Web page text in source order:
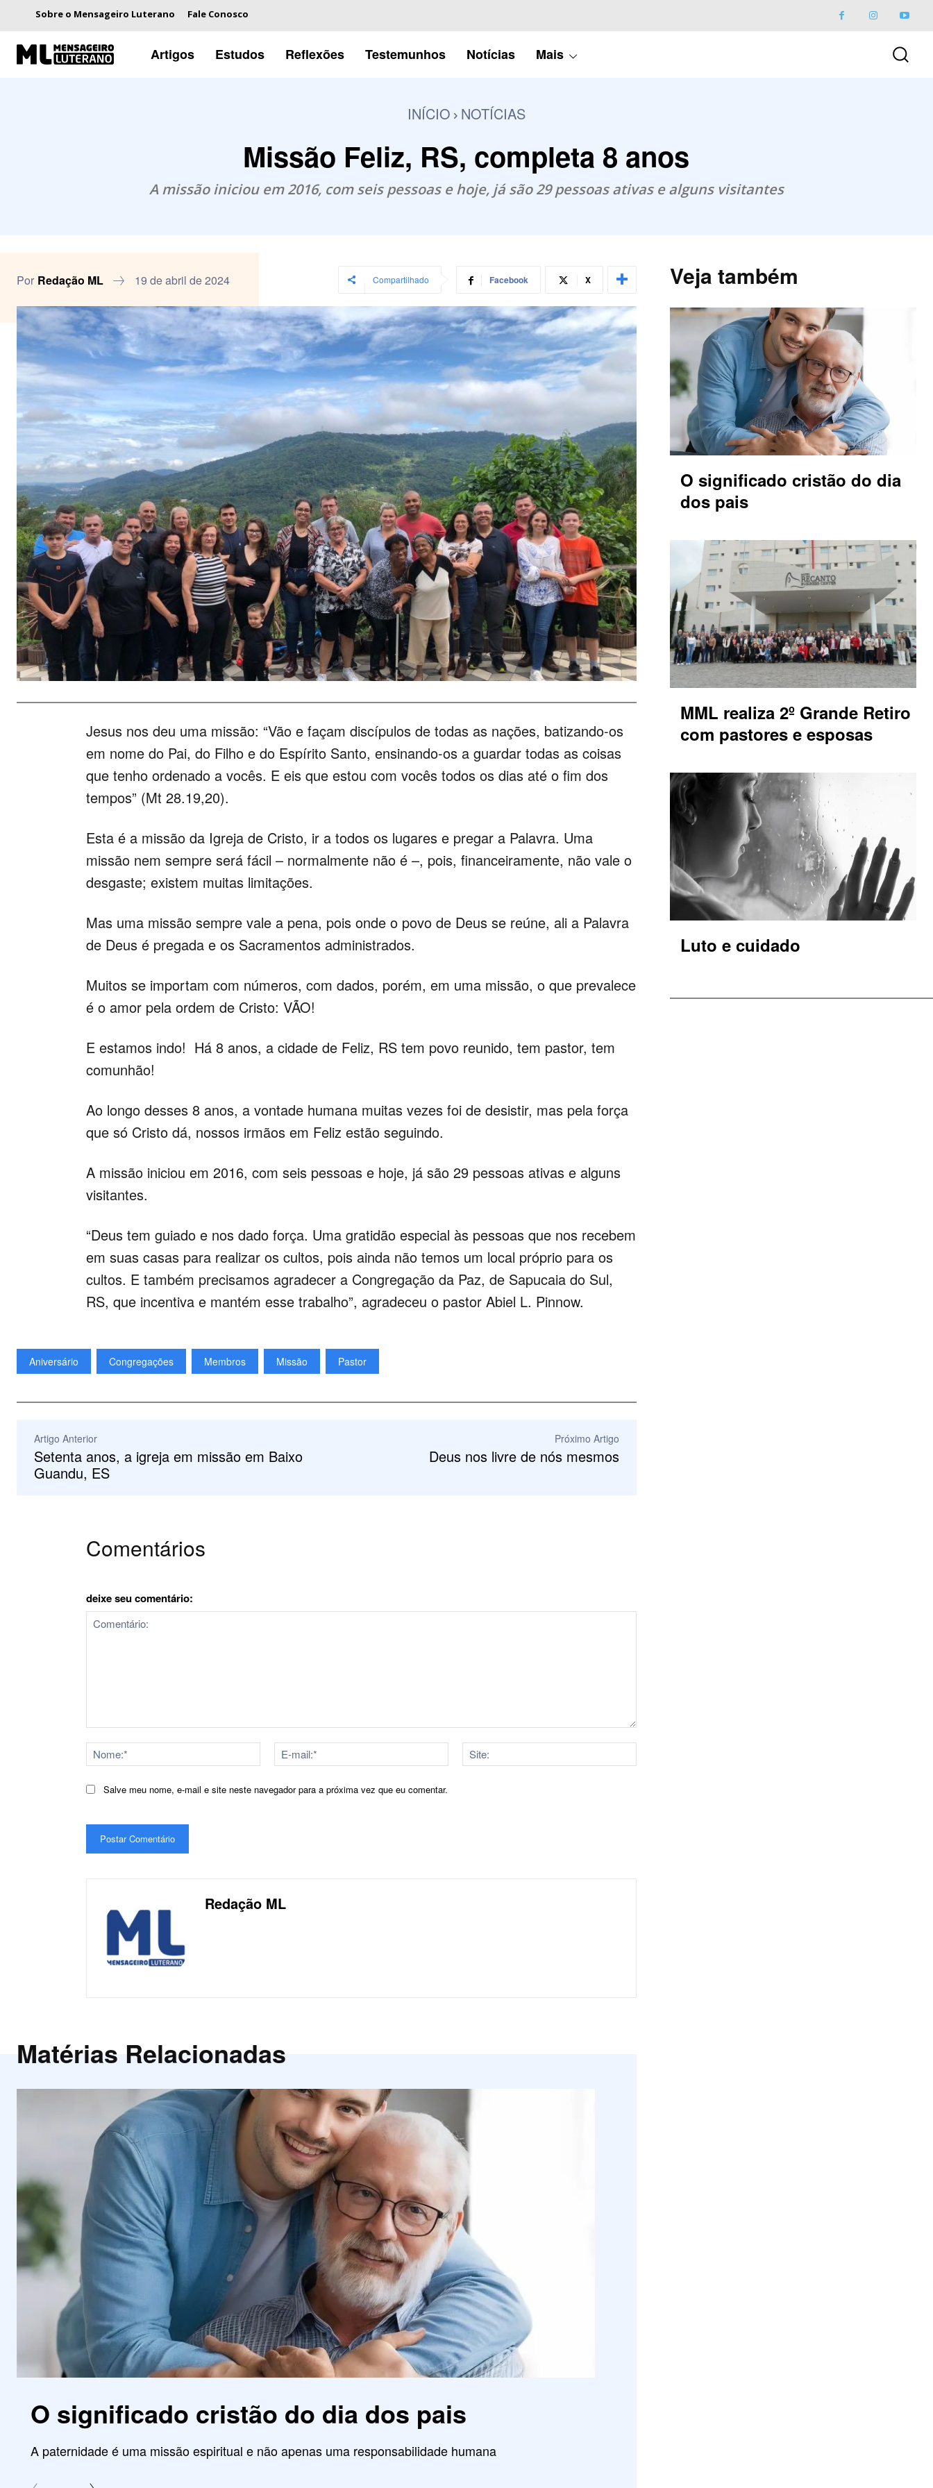
Sobre o Mensageiro Luterano Fale Conosco
Artigos Estudos Reflexões Testemunhos Notícias Mais
INÍCIO NOTÍCIAS
Missão Feliz, RS, completa 8 anos
A missão iniciou em 2016, com seis pessoas e hoje, já são 29 pessoas ativas e alguns visitantes
Por Redação ML 19 de abril de 2024 Compartilhado Facebook X
Jesus nos deu uma missão: “Vão e façam discípulos de todas as nações, batizando-os
em nome do Pai, do Filho e do Espírito Santo, ensinando-os a guardar todas as coisas
que tenho ordenado a vocês. E eis que estou com vocês todos os dias até o fim dos
tempos” (Mt 28.19,20).
Esta é a missão da Igreja de Cristo, ir a todos os lugares e pregar a Palavra. Uma
missão nem sempre será fácil – normalmente não é –, pois, financeiramente, não vale o
desgaste; existem muitas limitações.
Mas uma missão sempre vale a pena, pois onde o povo de Deus se reúne, ali a Palavra
de Deus é pregada e os Sacramentos administrados.
Muitos se importam com números, com dados, porém, em uma missão, o que prevalece
é o amor pela ordem de Cristo: VÃO!
E estamos indo! Há 8 anos, a cidade de Feliz, RS tem povo reunido, tem pastor, tem
comunhão!
Ao longo desses 8 anos, a vontade humana muitas vezes foi de desistir, mas pela força
que só Cristo dá, nossos irmãos em Feliz estão seguindo.
A missão iniciou em 2016, com seis pessoas e hoje, já são 29 pessoas ativas e alguns
visitantes.
“Deus tem guiado e nos dado força. Uma gratidão especial às pessoas que nos recebem
em suas casas para realizar os cultos, pois ainda não temos um local próprio para os
cultos. E também precisamos agradecer a Congregação da Paz, de Sapucaia do Sul,
RS, que incentiva e mantém esse trabalho”, agradeceu o pastor Abiel L. Pinnow.
Aniversário Congregações Membros Missão Pastor
Artigo Anterior
Setenta anos, a igreja em missão em Baixo
Guandu, ES
Próximo Artigo
Deus nos livre de nós mesmos
Comentários
deixe seu comentário:
Nome:*
mail:*
Salve meu nome, e-mail e site neste navegador para a próxima vez que eu comentar.
Redação ML
Matérias Relacionadas
O significado cristão do dia dos pais
A paternidade é uma missão espiritual e não apenas uma responsabilidade humana
Veja também
O significado cristão do dia
dos pais
MML realiza 2º Grande Retiro
com pastores e esposas
Luto e cuidado